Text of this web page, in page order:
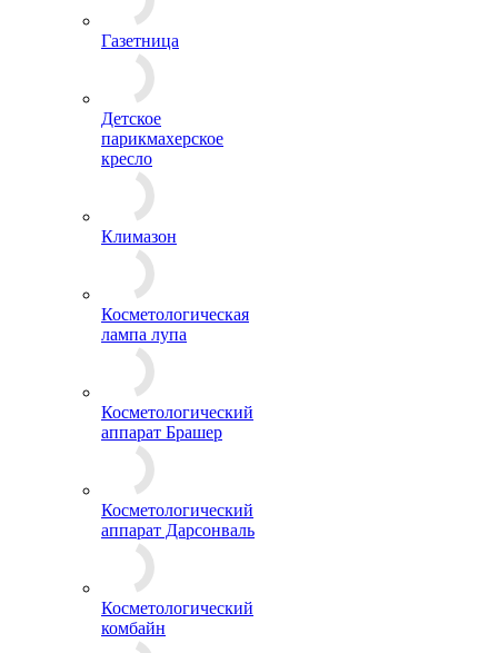
Газетница
Детское
парикмахерское
кресло
Климазон
Косметологическая
лампа лупа
Косметологический
аппарат Брашер
Косметологический
аппарат Дарсонваль
Косметологический
комбайн